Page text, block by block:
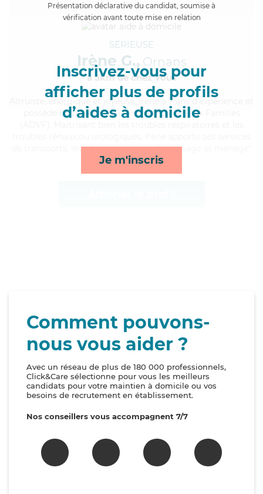
Présentation déclarative du candidat, soumise à
vérification avant toute mise en relation
Inscrivez-vous pour
afficher plus de profils
d’aides à domicile
Je m'inscris
SÉRIEUSE
Irène G., Ornans
à 5km de chez Vous
, énergique et joyeuse, Irène a 7 ans d'expérience et
possède un diplôme d'Assistante De Vie aux Familles
de transports, lever/coucher, lessive/repassage et ménage*
Comment pouvons-
nous vous aider ?
Avec un réseau de plus de 180 000 professionnels,
Click&Care sélectionne pour vous les meilleurs
candidats pour votre maintien à domicile ou vos
besoins de recrutement en établissement.
Nos conseillers vous accompagnent 7/7